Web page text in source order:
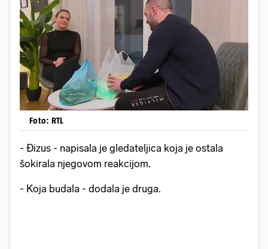
Foto: RTL
- Đizus - napisala je gledateljica koja je ostala
šokirala njegovom reakcijom.
- Koja budala - dodala je druga.